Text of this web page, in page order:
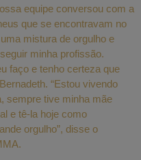
equipe conversou com a
que se encontravam no
mistura de orgulho e
minha profissão.
faço e tenho certeza que
“Estou vivendo
sempre tive minha mãe
e tê-la hoje como
orgulho”, disse o